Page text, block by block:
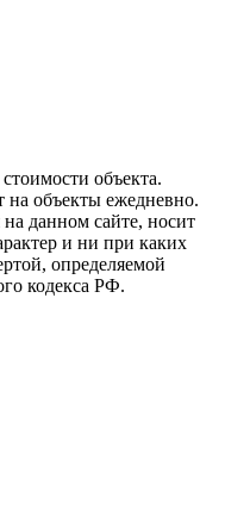
объекта.
объекты ежедневно.
данном сайте, носит
и ни при каких
определяемой
кодекса РФ.